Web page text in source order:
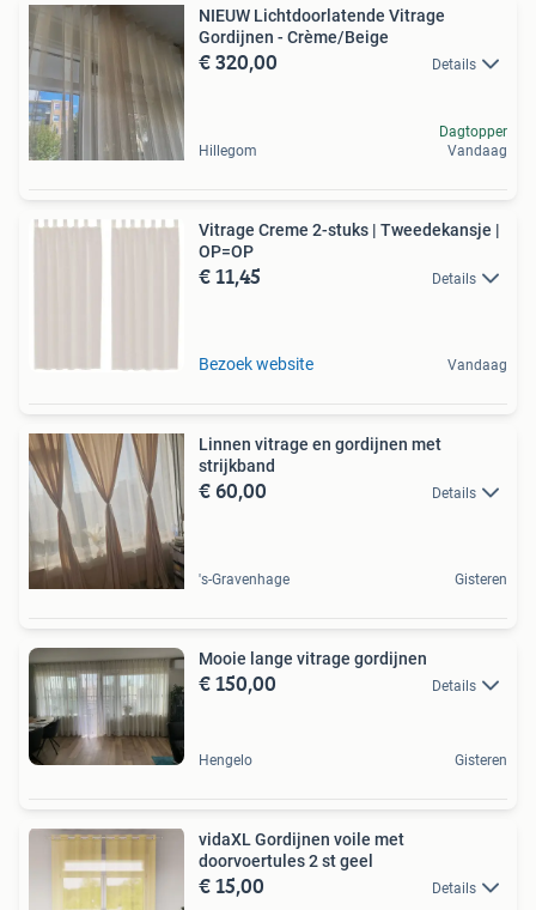
NIEUW Lichtdoorlatende Vitrage
Gordijnen - Crème/Beige
€ 320,00 Details
Hillegom
Dagtopper
Vandaag
Vitrage Creme 2-stuks | Tweedekansje |
OP=OP
€ 11,45 Details
Bezoek website Vandaag
Linnen vitrage en gordijnen met
strijkband
€ 60,00 Details
's-Gravenhage Gisteren
Mooie lange vitrage gordijnen
€ 150,00 Details
Hengelo Gisteren
vidaXL Gordijnen voile met
doorvoertules 2 st geel
€ 15,00 Details